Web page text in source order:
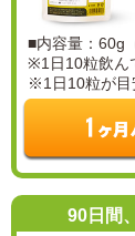
■内容量：60g
※1日10粒飲ん
※1日10粒が目
90日間